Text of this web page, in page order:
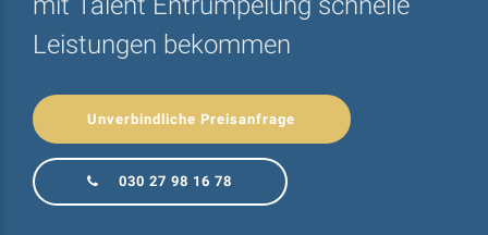
Leistungen bekommen
Unverbindliche Preisanfrage
030 27 98 16 78